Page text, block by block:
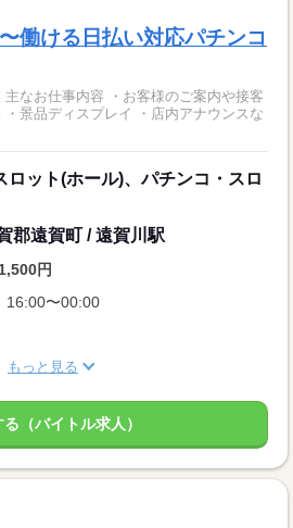
働ける日払い対応パチンコ
なお仕事内容 ・お客様のご案内や接客
・景品ディスプレイ ・店内アナウンスな
ロット(ホール)、パチンコ・スロ
郡遠賀町 / 遠賀川駅
円
16:00〜00:00
もっと見る
（バイトル求人）